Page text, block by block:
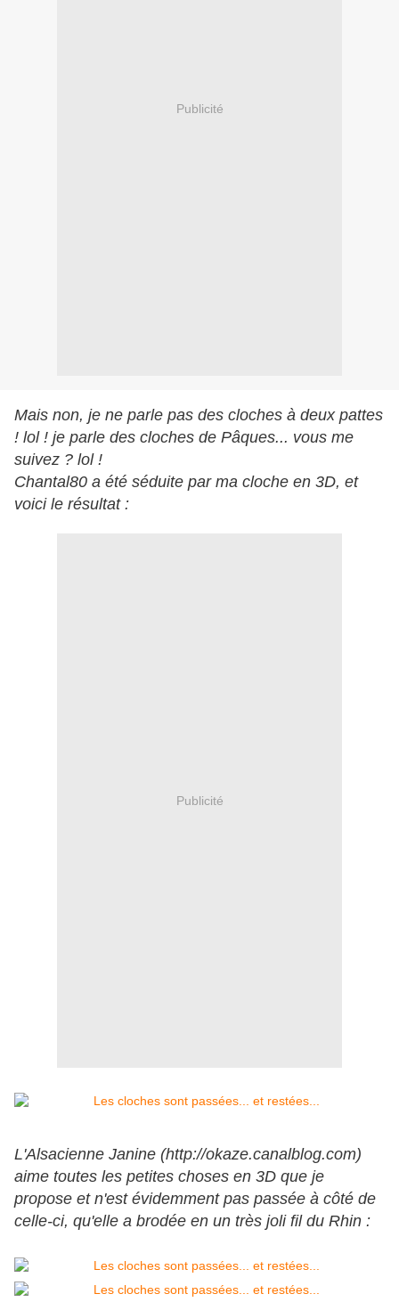
Publicité
Mais non, je ne parle pas des cloches à deux pattes
! lol ! je parle des cloches de Pâques... vous me
suivez ? lol !
Chantal80 a été séduite par ma cloche en 3D, et
voici le résultat :
Publicité
L'Alsacienne Janine (http://okaze.canalblog.com)
aime toutes les petites choses en 3D que je
propose et n'est évidemment pas passée à côté de
celle-ci, qu'elle a brodée en un très joli fil du Rhin :